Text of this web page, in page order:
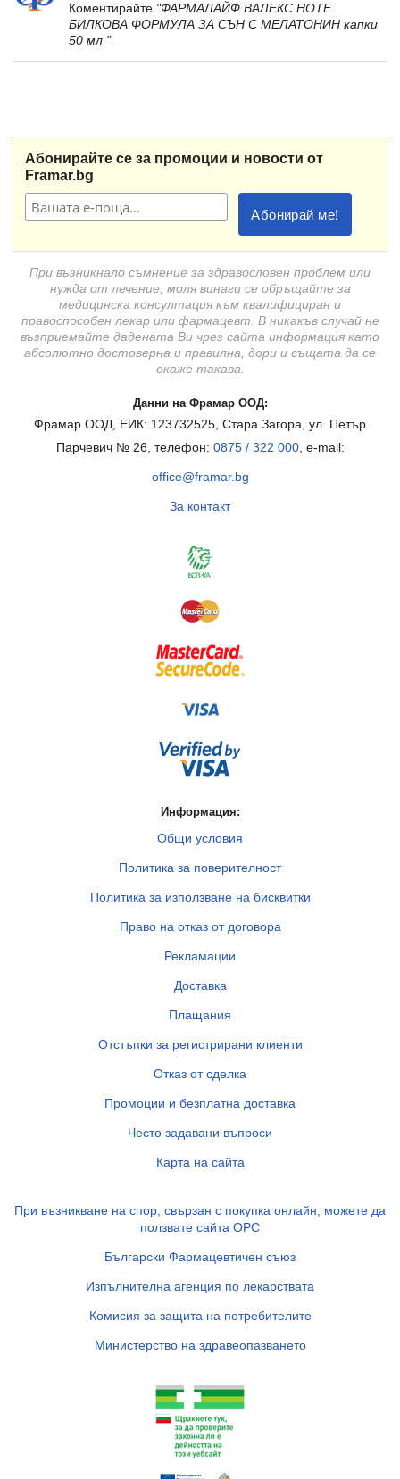
Коментирайте "ФАРМАЛАЙФ ВАЛЕКС НОТЕ
БИЛКОВА ФОРМУЛА ЗА СЪН С МЕЛАТОНИН капки
50 мл "
Абонирайте се за промоции и новости от
Framar.bg
При възникнало съмнение за здравословен проблем или
нужда от лечение, моля винаги се обръщайте за
медицинска консултация към квалифициран и
правоспособен лекар или фармацевт. В никакъв случай не
възприемайте дадената Ви чрез сайта информация като
абсолютно достоверна и правилна, дори и същата да се
окаже такава.
Данни на Фрамар ООД:
Фрамар ООД, ЕИК: 123732525, Стара Загора, ул. Петър
Парчевич № 26, телефон: 0875 / 322 000, e-mail:
office@framar.bg
За контакт
Информация:
Общи условия
Политика за поверителност
Политика за използване на бисквитки
Право на отказ от договора
Рекламации
Доставка
Плащания
Отстъпки за регистрирани клиенти
Отказ от сделка
Промоции и безплатна доставка
Често задавани въпроси
Карта на сайта
При възникване на спор, свързан с покупка онлайн, можете да
ползвате сайта ОРС
Български Фармацевтичен съюз
Изпълнителна агенция по лекарствата
Комисия за защита на потребителите
Министерство на здравеопазването